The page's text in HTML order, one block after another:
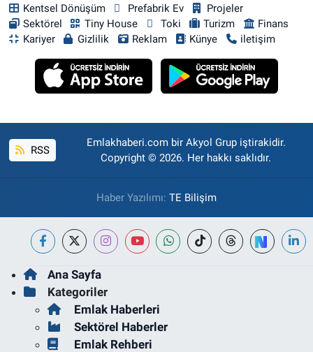
Kentsel Dönüşüm
Prefabrik Ev
Projeler
Sektörel
Tiny House Toki Turizm
Finans
Kariyer
Gizlilik Reklam Künye iletişim
RSS
Emlakhaberi.com bir Akyol Grup iştirakidir.
Copyright © 2026. Her hakkı saklıdır.
Haber Yazılımı: TE Bilişim
Ana Sayfa
Kategoriler
Emlak Haberleri
Sektörel Haberler
Emlak Rehberi